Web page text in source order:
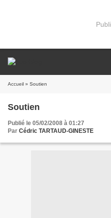
Accueil » Soutien
Soutien
Publié le 05/02/2008 à 01:27
Par Cédric TARTAUD-GINESTE